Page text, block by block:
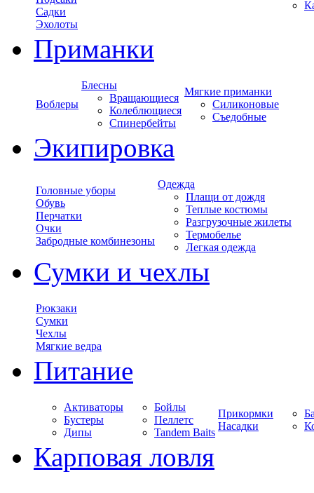
Садки
Эхолоты
Приманки
Воблеры
Блесны
Вращающиеся
Колеблющиеся
Спинербейты
Мягкие приманки
Силиконовые
Съедобные
Экипировка
Головные уборы
Обувь
Перчатки
Очки
Забродные комбинезоны
Одежда
Плащи от дождя
Теплые костюмы
Разгрузочные жилеты
Термобелье
Легкая одежда
Сумки и чехлы
Рюкзаки
Сумки
Чехлы
Мягкие ведра
Питание
Активаторы
Бустеры
Дипы
Бойлы
Пеллетс
Tandem Baits
Прикормки
Насадки
Карповая ловля